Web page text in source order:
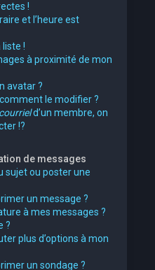
!
et l’heure est
liste !
à proximité de mon
avatar ?
le modifier ?
courrield’un membre, on
!?
de messages
sujet ou poster une
un message ?
à mes messages ?
?
plus d’options à mon
un sondage ?